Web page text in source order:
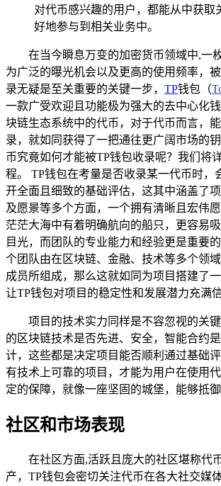
对代币感兴趣的用户，都能从中获取
好地参与到相关业务中。
在当今瞬息万变的加密货币领域中,一
为广泛的曝光机会以及更高的使用频率，
录无疑是至关重要的关键一步， TP钱包（
一款广受欢迎且功能极为强大的去中心化
块链生态系统中的代币，对于代币而言，
录，就如同获得了一把通往更广阔市场的
币究竟如何才能被TP钱包收录呢？我们将
程。 TP钱包在考量是否收录某一代币时，
开全面且细致的基础评估，这其中涵盖了
及愿景等多个方面，一个拥有清晰且宏伟
茫茫大海中有着明确航向的船只，更容易
目光，而团队的专业能力和经验更是重要
个团队由在区块链、金融、技术等多个领
成员所组成，那么这就如同为项目搭建了
让TP钱包对项目的稳定性和发展潜力充满信
项目的技术实力同样是不容忽视的关
的区块链技术是否先进、安全，智能合约
计，这些都是决定项目能否顺利通过基础
有技术上可靠的项目，才能为用户在使用
定的保障，就像一座坚固的城堡，能够抵御
社区和市场表现
在社区方面,活跃且庞大的社区堪称代
产，TP钱包会密切关注代币在各大社交媒